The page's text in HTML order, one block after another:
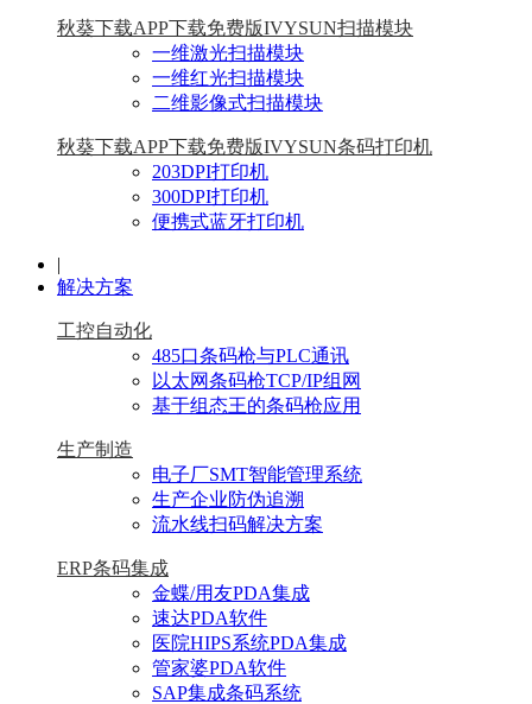
秋葵下载APP下载免费版IVYSUN扫描模块
一维激光扫描模块
一维红光扫描模块
二维影像式扫描模块
秋葵下载APP下载免费版IVYSUN条码打印机
203DPI打印机
300DPI打印机
便携式蓝牙打印机
|
解决方案
工控自动化
485口条码枪与PLC通讯
以太网条码枪TCP/IP组网
基于组态王的条码枪应用
生产制造
电子厂SMT智能管理系统
生产企业防伪追溯
流水线扫码解决方案
ERP条码集成
金蝶/用友PDA集成
速达PDA软件
医院HIPS系统PDA集成
管家婆PDA软件
SAP集成条码系统